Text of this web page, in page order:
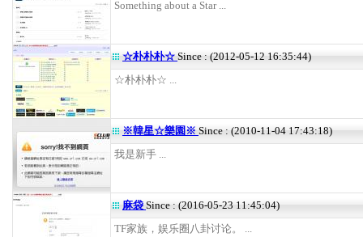
Something about a Star ...
☆朴朴朴☆ Since : (2012-05-12 16:35:44)
☆朴朴朴☆ ...
※韓星☆樂園※ Since : (2010-11-04 17:43:18)
我是新手 ...
麻袋 Since : (2016-05-23 11:45:04)
TF家族，娱乐圈八卦讨论。 ...